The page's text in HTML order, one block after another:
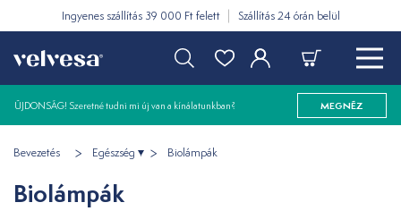
Ingyenes szállítás 39 000 Ft felett Szállítás 24 órán belül
ÚJDONSÁG! Szeretné tudni mi új van a kínálatunkban? MEGNÉZ
Bevezetés Egészség Biolámpák
Biolámpák